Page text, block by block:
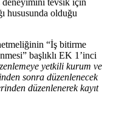
hususunda olduğu
“İş bitirme
başlıklı EK 1’inci
yetkili kurum ve
sonra düzenlenecek
düzenlenerek kayıt